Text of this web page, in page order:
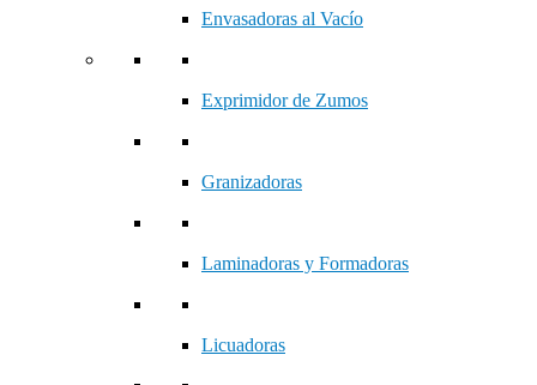
Envasadoras al Vacío
Exprimidor de Zumos
Granizadoras
Laminadoras y Formadoras
Licuadoras